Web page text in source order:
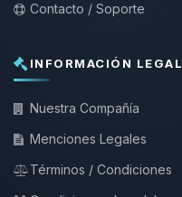
Contacto / Soporte
INFORMACIÓN LEGAL
Nuestra Compañía
Menciones Legales
Términos / Condiciones